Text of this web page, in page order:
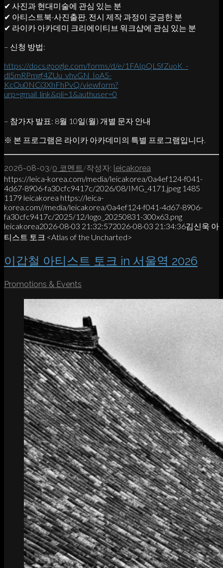
✔ 사진과 현대미술에 관심 있는 분
✔ 아티스트북·사진출판, 전시 제작 과정이 궁금한 분
✔ 라이카 아카데미 크리에이티브 워크샵에 관심 있는 분
– 신청 방법:
https://docs.google.com/forms/d/e/1FAIpQLSfZuoK_-
dl5mRPmgf4ZUu_vhvGN_IoA5-
KcOu0NCi3XhFhPvQ/viewform?
urp=gmail_link&pli=1&authuser=0
– 참가자 발표: 8월 10일(월) 개별 문자 안내
※ 본 프로그램은 라이카 아카데미의 특별 프로그램입니다.
2026-08-03/0 코멘트/작성자: leicakorea
https://leica-korea.com/media/leicakorea/0a4ef124-f041-
4d67-8906-fa30cfc9417c/2026/08/IMG_4171.jpeg 1485
1179 leicakorea https://leica-
korea.com//media/leicakorea/0a4ef124-f041-4d67-8906-
fa30cfc9417c/2025/12/logo_20250831-300x63.png
leicakorea2026-08-03 21:32:572026-08-03 21:34:36김신욱 아
티스트 토크 <Atlas of the Uncharted>
이갑철 아티스트 토크 in 서울역 2026
Promotions & Events